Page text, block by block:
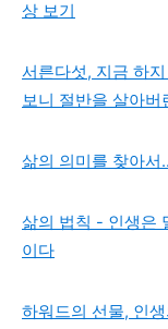
상 보기
서른다섯, 지금 하
보니 절반을 살아버
삶의 의미를 찾아서
삶의 법칙 - 인생은
이다
하워드의 선물, 인